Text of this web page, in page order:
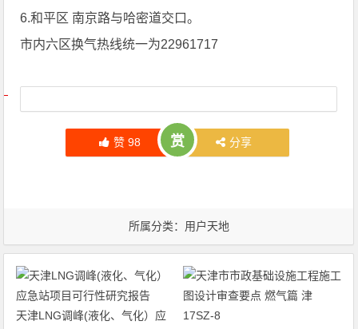
6.和平区 南京路与哈密道交口。
市内六区换气热线统一为22961717
文章导航
赞 98 赏 分享
所属分类： 用户天地
天津LNG调峰(液化、气化）应